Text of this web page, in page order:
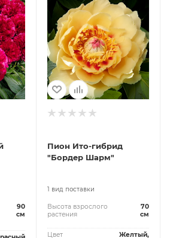
90
см
Пион Ито-гибрид
"Бордер Шарм"
1 вид поставки
Высота взрослого
растения
70
см
Цвет
Желтый,